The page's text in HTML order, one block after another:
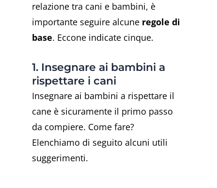
relazione tra cani e bambini, è
importante seguire alcune regole di
base. Eccone indicate cinque.
1. Insegnare ai bambini a
rispettare i cani
Insegnare ai bambini a rispettare il
cane è sicuramente il primo passo
da compiere. Come fare?
Elenchiamo di seguito alcuni utili
suggerimenti.